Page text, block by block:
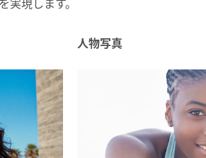
人物写真